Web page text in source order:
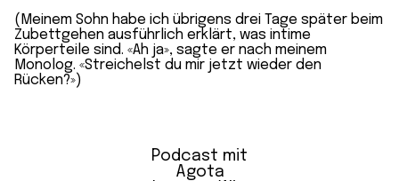
(Meinem Sohn habe ich übrigens drei Tage später beim
Zubettgehen ausführlich erklärt, was intime
Körperteile sind. «Ah ja», sagte er nach meinem
Monolog. «Streichelst du mir jetzt wieder den
Rücken?»)
Podcast mit
Agota